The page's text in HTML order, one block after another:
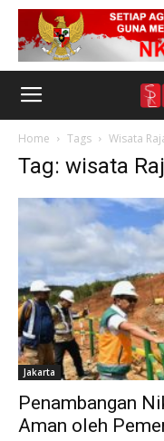
Home Tags Wisata
Tag: wisata
Jakarta
Penambangan
Aman oleh